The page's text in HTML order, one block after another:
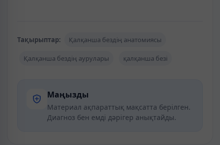
Тақырыптар: Қалқанша бездің анатомиясы
Қалқанша бездің аурулары қалқанша безі
Маңызды
Материал ақпараттық мақсатта берілген.
Диагноз бен емді дәрігер анықтайды.